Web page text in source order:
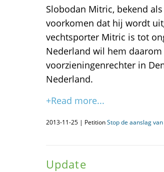
Slobodan Mitric, bekend
voorkomen dat hij wordt
vechtsporter Mitric is tot
Nederland wil hem
voorzieningenrechter in
Nederland.
+Read more...
2013-11-25 | PetitionStop de aanslag
Update